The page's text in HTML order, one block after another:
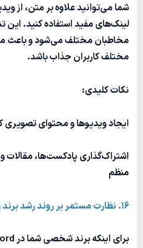
شما می‌توانید علاوه بر متن، از
لینک‌های مفید استفاده کنید.
مخاطبان مختلف می‌شود و باعث
مختلف کاربران جذاب باشد.
نکات کلیدی:
ایجاد ویدیوها و محتوای تصویری
اشتراک‌گذاری پادکست‌ها، مقالات
منظم
16. نظارت مستمر بر روند رشد برند و سرور